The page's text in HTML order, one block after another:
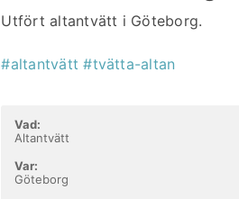
Utfört altantvätt i Göteborg.
#altantvätt #tvätta-altan
Vad:
Altantvätt
Var:
Göteborg